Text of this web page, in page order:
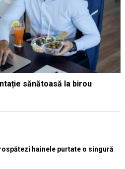
sănătoasă la birou
hainele purtate o singură